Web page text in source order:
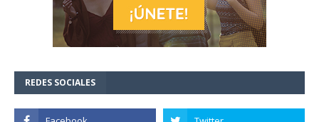
REDES SOCIALES